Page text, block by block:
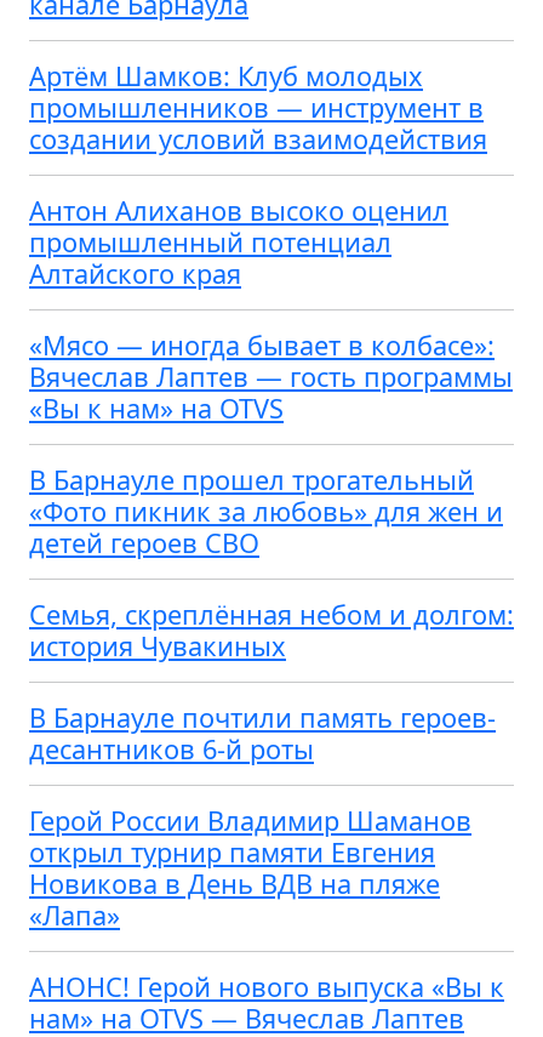
Артём Шамков: Клуб молодых
промышленников — инструмент в
создании условий взаимодействия
Антон Алиханов высоко оценил
промышленный потенциал
Алтайского края
«Мясо — иногда бывает в колбасе»:
Вячеслав Лаптев — гость программы
«Вы к нам» на OTVS
В Барнауле прошел трогательный
«Фото пикник за любовь» для жен и
детей героев СВО
Семья, скреплённая небом и долгом:
история Чувакиных
В Барнауле почтили память героев-
десантников 6-й роты
Герой России Владимир Шаманов
открыл турнир памяти Евгения
Новикова в День ВДВ на пляже
«Лапа»
АНОНС! Герой нового выпуска «Вы к
нам» на OTVS — Вячеслав Лаптев